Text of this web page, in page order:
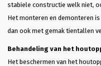
stabiele constructie welk niet,
Het monteren en demonteren
dan ook met gemak tientallen
Behandeling van het
Het beschermen van het